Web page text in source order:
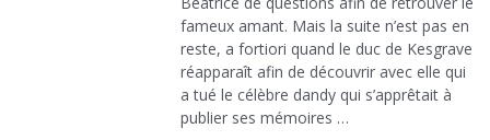
fameux amant. Mais la suite n’est pas en
reste, a fortiori quand le duc de Kesgrave
réapparaît afin de découvrir avec elle qui
a tué le célèbre dandy qui s’apprêtait à
publier ses mémoires …